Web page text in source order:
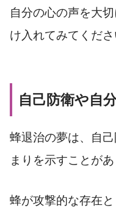
自分の心の声を大
け入れてみてくださ
自己防衛や自
蜂退治の夢は、自
まりを示すことがあ
蜂が攻撃的な存在